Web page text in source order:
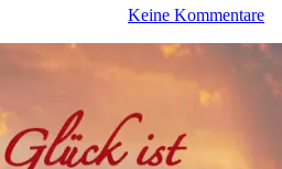
Keine Kommentare